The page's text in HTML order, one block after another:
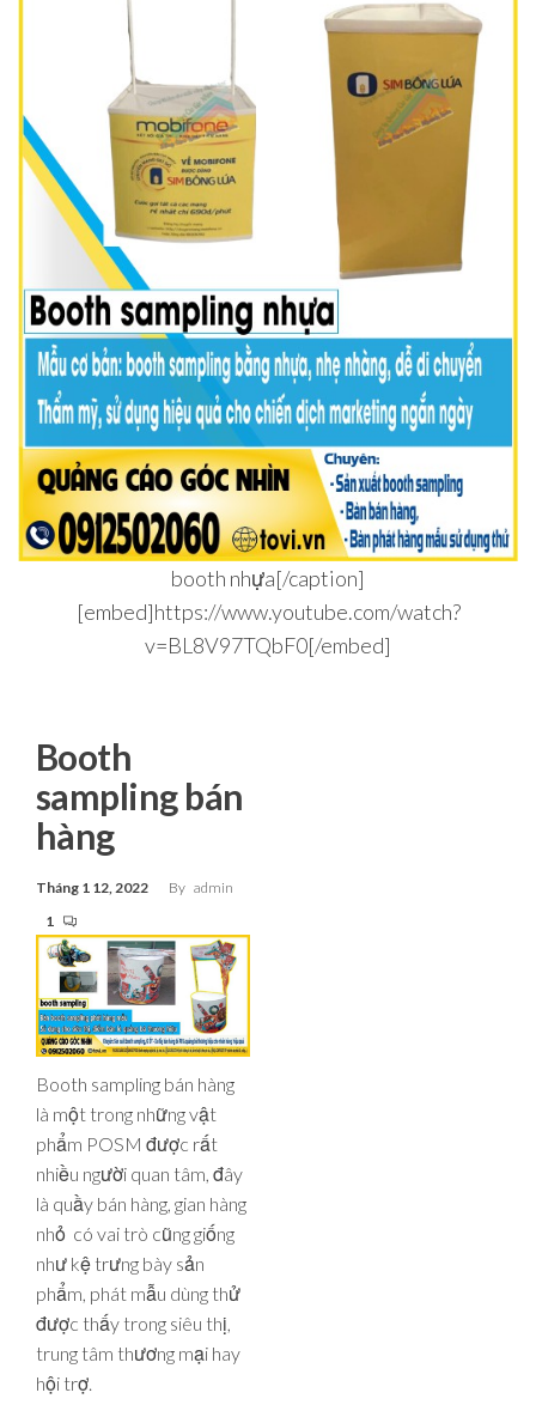
booth nhựa[/caption]
[embed]https://www.youtube.com/watch?
v=BL8V97TQbF0[/embed]
Booth
sampling bán
hàng
Tháng 1 12, 2022 By admin
1
Booth sampling bán hàng
là một trong những vật
phẩm POSM được rất
nhiều người quan tâm, đây
là quầy bán hàng, gian hàng
nhỏ có vai trò cũng giống
như kệ trưng bày sản
phẩm, phát mẫu dùng thử
được thấy trong siêu thị,
trung tâm thương mại hay
hội trợ.